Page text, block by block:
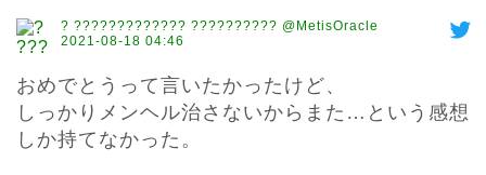
? ????????????? ?????????? @MetisOracle
2021-08-18 04:46
おめでとうって言いたかったけど、
しっかりメンヘル治さないからまた…という感想
しか持てなかった。